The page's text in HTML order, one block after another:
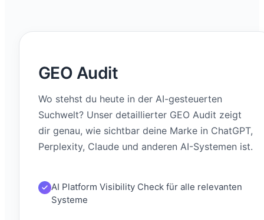
GEO Audit
Wo stehst du heute in der AI-gesteuerten
Suchwelt? Unser detaillierter GEO Audit zeigt
dir genau, wie sichtbar deine Marke in ChatGPT,
Perplexity, Claude und anderen AI-Systemen ist.
AI Platform Visibility Check für alle relevanten
Systeme